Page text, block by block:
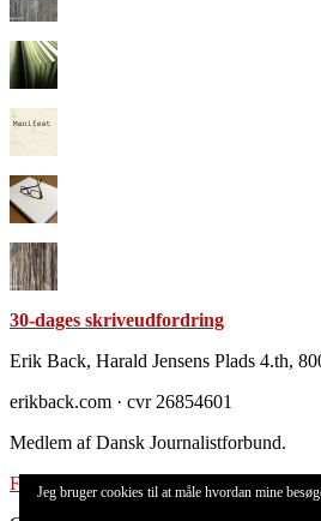
30-dages skriveudfordring
Footer
Erik Back, Harald Jensens Plads 4.th,
erikback.com · cvr 26854601
Medlem af Dansk Journalistforbund.
Forretningsbetingelser
Jeg bruger cookies til at måle hvordan mine